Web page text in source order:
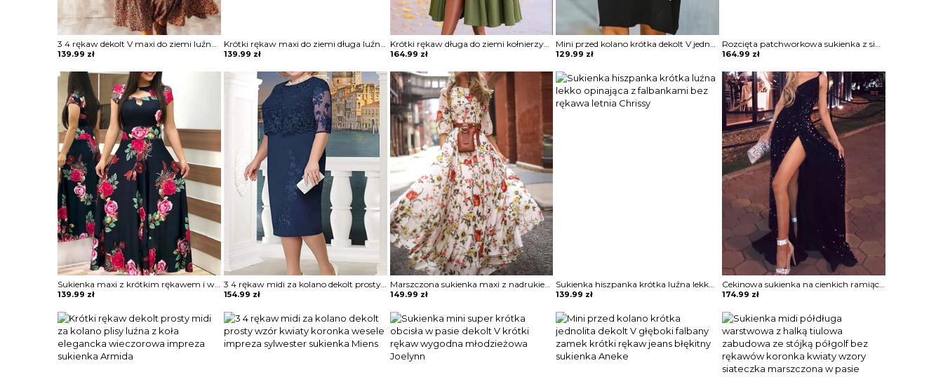
3 4 rękaw dekolt V maxi do ziemi luźna baby doll falbany boho jesień modna sukienka Nollag
139.99 zł
Krótki rękaw maxi do ziemi długa luźna wzór etniczny dekolt V boho rozcięcie noga casual na lato suknia sukienka Matty
139.99 zł
Krótki rękaw długa do ziemi kołnierzyk wiązana pas z koła plisy guziki rozpinana casual sukienka Bertile
164.99 zł
Mini przed kolano krótka dekolt V jednolita krótki rękaw luźna prosta lato elegancka sukienka Thorun
129.99 zł
Rozcięta patchworkowa sukienka z siateczki zdobiona Dean
164.99 zł
Sukienka maxi z krótkim rękawem i wycięciem Rihan
139.99 zł
3 4 rękaw midi za kolano dekolt prosty wzór kwiaty koronka wesele impreza sylwester sukienka Miens
154.99 zł
Marszczona sukienka maxi z nadrukiem kwiatowym i pół rękawa Terrell
149.99 zł
Sukienka hiszpanka krótka luźna lekko opinająca z falbankami bez rękawa letnia Chrissy
139.99 zł
Cekinowa sukienka na cienkich ramiączkach Ozell
174.99 zł